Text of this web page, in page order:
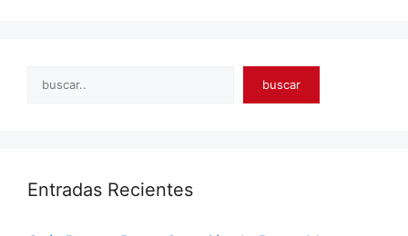
Search buscar
Entradas Recientes